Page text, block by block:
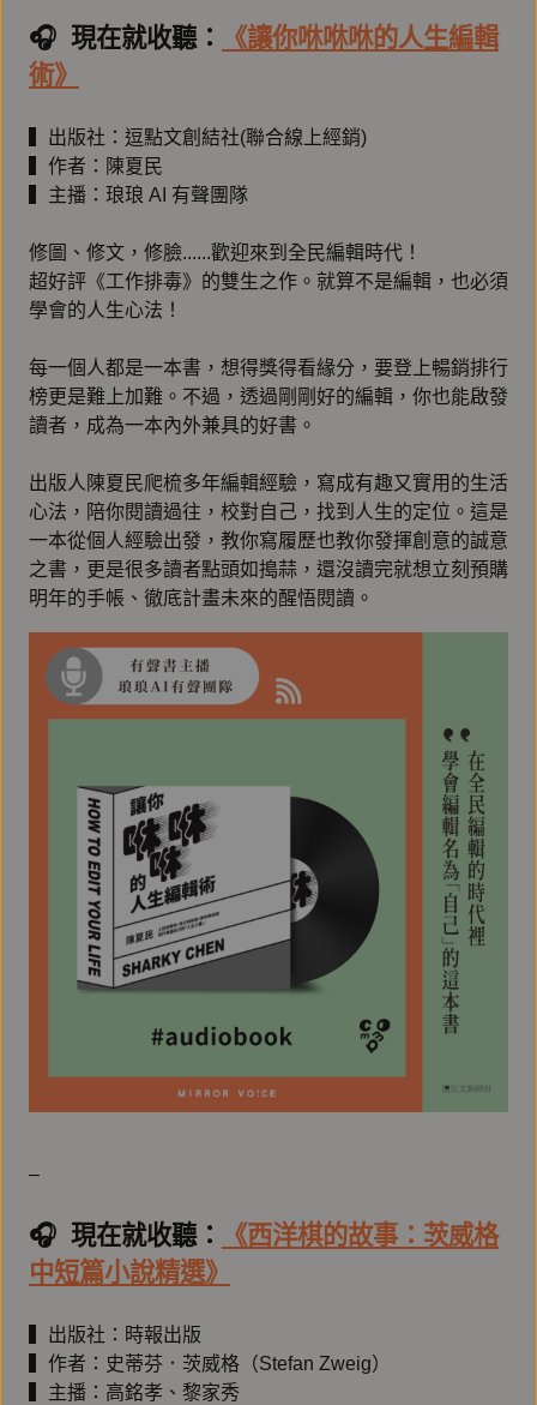
🎧️ 現在就收聽：
《讓你咻咻咻的人生編輯
術》
▍出版社：逗點文創結社(聯合線上經銷)
▍作者：陳夏民
▍主播：琅琅 AI 有聲團隊
修圖、修文，修臉......歡迎來到全民編輯時代！
超好評《工作排毒》的雙生之作。就算不是編輯，也必須
學會的人生心法！
每一個人都是一本書，想得獎得看緣分，要登上暢銷排行
榜更是難上加難。不過，透過剛剛好的編輯，你也能啟發
讀者，成為一本內外兼具的好書。
出版人陳夏民爬梳多年編輯經驗，寫成有趣又實用的生活
心法，陪你閱讀過往，校對自己，找到人生的定位。這是
一本從個人經驗出發，教你寫履歷也教你發揮創意的誠意
之書，更是很多讀者點頭如搗蒜，還沒讀完就想立刻預購
明年的手帳、徹底計畫未來的醒悟閱讀。
–
🎧️ 現在就收聽：
《西洋棋的故事：茨威格
中短篇小說精選》
▍出版社：時報出版
▍作者：史蒂芬．茨威格（Stefan Zweig）
▍主播：高銘孝、黎家秀